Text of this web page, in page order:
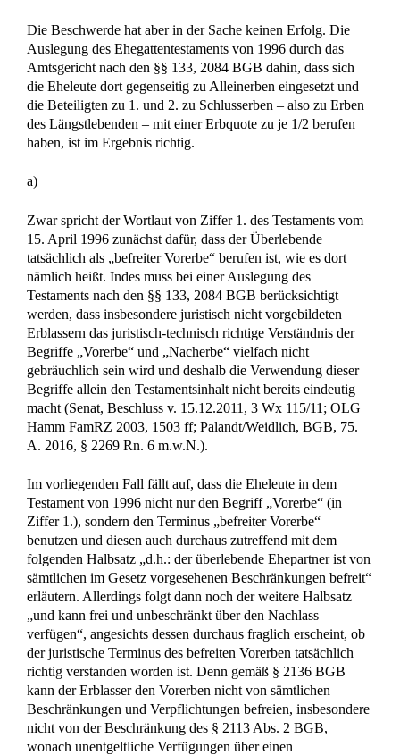
Die Beschwerde hat aber in der Sache keinen Erfolg. Die
Auslegung des Ehegattentestaments von 1996 durch das
Amtsgericht nach den §§ 133, 2084 BGB dahin, dass sich
die Eheleute dort gegenseitig zu Alleinerben eingesetzt und
die Beteiligten zu 1. und 2. zu Schlusserben – also zu Erben
des Längstlebenden – mit einer Erbquote zu je 1/2 berufen
haben, ist im Ergebnis richtig.
a)
Zwar spricht der Wortlaut von Ziffer 1. des Testaments vom
15. April 1996 zunächst dafür, dass der Überlebende
tatsächlich als „befreiter Vorerbe“ berufen ist, wie es dort
nämlich heißt. Indes muss bei einer Auslegung des
Testaments nach den §§ 133, 2084 BGB berücksichtigt
werden, dass insbesondere juristisch nicht vorgebildeten
Erblassern das juristisch-technisch richtige Verständnis der
Begriffe „Vorerbe“ und „Nacherbe“ vielfach nicht
gebräuchlich sein wird und deshalb die Verwendung dieser
Begriffe allein den Testamentsinhalt nicht bereits eindeutig
macht (Senat, Beschluss v. 15.12.2011, 3 Wx 115/11; OLG
Hamm FamRZ 2003, 1503 ff; Palandt/Weidlich, BGB, 75.
A. 2016, § 2269 Rn. 6 m.w.N.).
Im vorliegenden Fall fällt auf, dass die Eheleute in dem
Testament von 1996 nicht nur den Begriff „Vorerbe“ (in
Ziffer 1.), sondern den Terminus „befreiter Vorerbe“
benutzen und diesen auch durchaus zutreffend mit dem
folgenden Halbsatz „d.h.: der überlebende Ehepartner ist von
sämtlichen im Gesetz vorgesehenen Beschränkungen befreit“
erläutern. Allerdings folgt dann noch der weitere Halbsatz
„und kann frei und unbeschränkt über den Nachlass
verfügen“, angesichts dessen durchaus fraglich erscheint, ob
der juristische Terminus des befreiten Vorerben tatsächlich
richtig verstanden worden ist. Denn gemäß § 2136 BGB
kann der Erblasser den Vorerben nicht von sämtlichen
Beschränkungen und Verpflichtungen befreien, insbesondere
nicht von der Beschränkung des § 2113 Abs. 2 BGB,
wonach unentgeltliche Verfügungen über einen